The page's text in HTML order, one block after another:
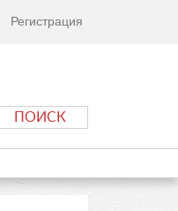
Регистрация
ПОИСК